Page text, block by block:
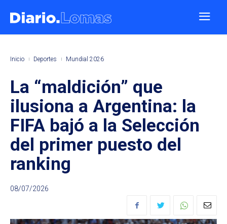
Inicio Deportes Mundial 2026
La “maldición” que
ilusiona a Argentina: la
FIFA bajó a la Selección
del primer puesto del
ranking
08/07/2026